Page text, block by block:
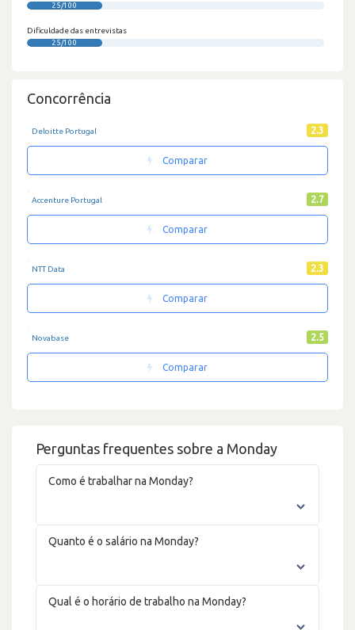
Perguntas frequentes sobre a Monday
Como é trabalhar na Monday?
Quanto é o salário na Monday?
Qual é o horário de trabalho na Monday?
25/100
Dificuldade das entrevistas
25/100
Concorrência
Deloitte Portugal 2.3
Comparar
Accenture Portugal 2.7
Comparar
NTT Data 2.3
Comparar
Novabase 2.5
Comparar